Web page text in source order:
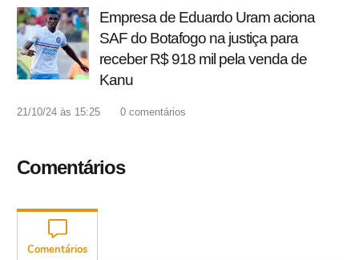
Empresa de Eduardo Uram aciona
SAF do Botafogo na justiça para
receber R$ 918 mil pela venda de
Kanu
21/10/24 às 15:25 0 comentários
Comentários